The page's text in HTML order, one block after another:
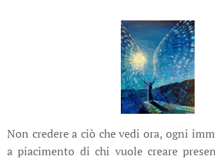
Non credere a ciò che vedi ora, ogni
a piacimento di chi vuole creare